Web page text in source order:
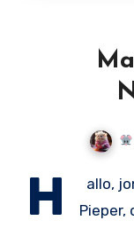
H
allo,
Pieper,